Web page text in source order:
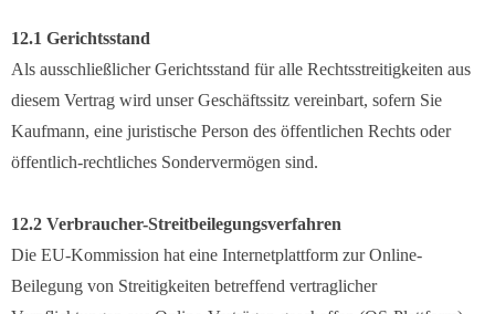
12.1 Gerichtsstand
Als ausschließlicher Gerichtsstand für alle Rechtsstreitigkeiten aus
diesem Vertrag wird unser Geschäftssitz vereinbart, sofern Sie
Kaufmann, eine juristische Person des öffentlichen Rechts oder
öffentlich-rechtliches Sondervermögen sind.
12.2 Verbraucher-Streitbeilegungsverfahren
Die EU-Kommission hat eine Internetplattform zur Online-
Beilegung von Streitigkeiten betreffend vertraglicher